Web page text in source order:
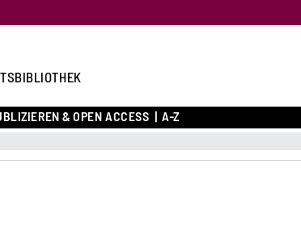
& OPEN ACCESS A-Z